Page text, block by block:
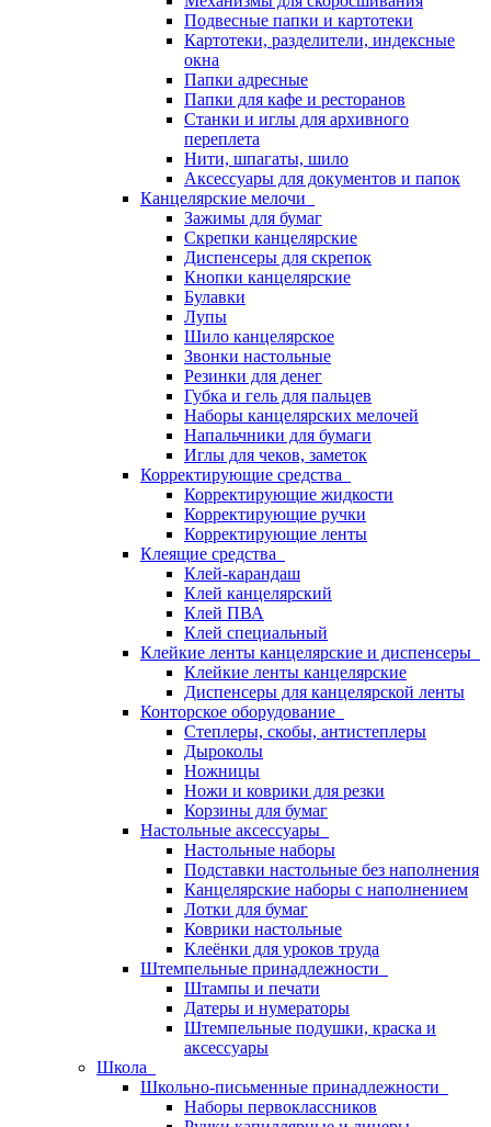
Подвесные папки и картотеки
Картотеки, разделители, индексные
окна
Папки адресные
Папки для кафе и ресторанов
Станки и иглы для архивного
переплета
Нити, шпагаты, шило
Аксессуары для документов и папок
Канцелярские мелочи
Зажимы для бумаг
Скрепки канцелярские
Диспенсеры для скрепок
Кнопки канцелярские
Булавки
Лупы
Шило канцелярское
Звонки настольные
Резинки для денег
Губка и гель для пальцев
Наборы канцелярских мелочей
Напальчники для бумаги
Иглы для чеков, заметок
Корректирующие средства
Корректирующие жидкости
Корректирующие ручки
Корректирующие ленты
Клеящие средства
Клей-карандаш
Клей канцелярский
Клей ПВА
Клей специальный
Клейкие ленты канцелярские и диспенсеры
Клейкие ленты канцелярские
Диспенсеры для канцелярской ленты
Конторское оборудование
Степлеры, скобы, антистеплеры
Дыроколы
Ножницы
Ножи и коврики для резки
Корзины для бумаг
Настольные аксессуары
Настольные наборы
Подставки настольные без наполнения
Канцелярские наборы с наполнением
Лотки для бумаг
Коврики настольные
Клеёнки для уроков труда
Штемпельные принадлежности
Штампы и печати
Датеры и нумераторы
Штемпельные подушки, краска и
аксессуары
Школа
Школьно-письменные принадлежности
Наборы первоклассников